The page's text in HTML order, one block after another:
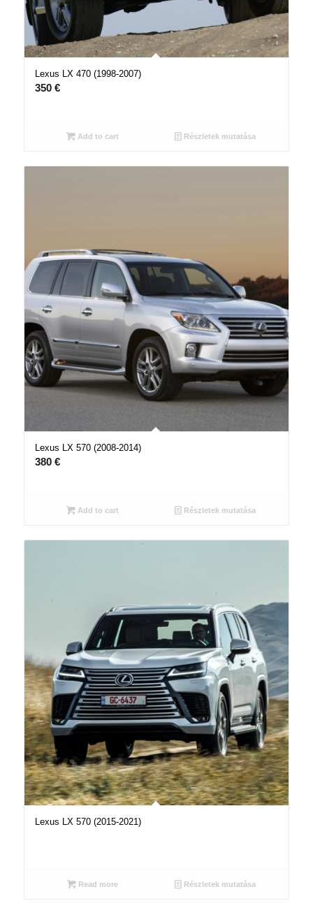
Lexus LX 470 (1998-2007)
350 €
Add to cart Részletek mutatása
Lexus LX 570 (2008-2014)
380 €
Add to cart Részletek mutatása
Lexus LX 570 (2015-2021)
Read more Részletek mutatása